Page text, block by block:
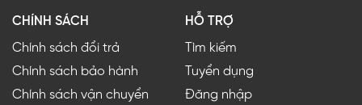
CHÍNH SÁCH
Chính sách đổi trả
Chính sách bảo hành
Chính sách vận chuyển
HỖ TRỢ
Tìm kiếm
Tuyển dụng
Đăng nhập